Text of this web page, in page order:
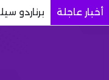
أخبار عاجلة برناردو